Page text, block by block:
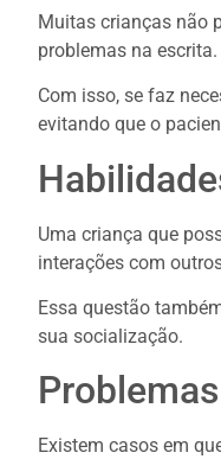
Muitas crianças não
problemas na escrita.
Com isso, se faz
evitando que o
Uma criança que
interações com
Essa questão
sua socialização.
Existem casos em